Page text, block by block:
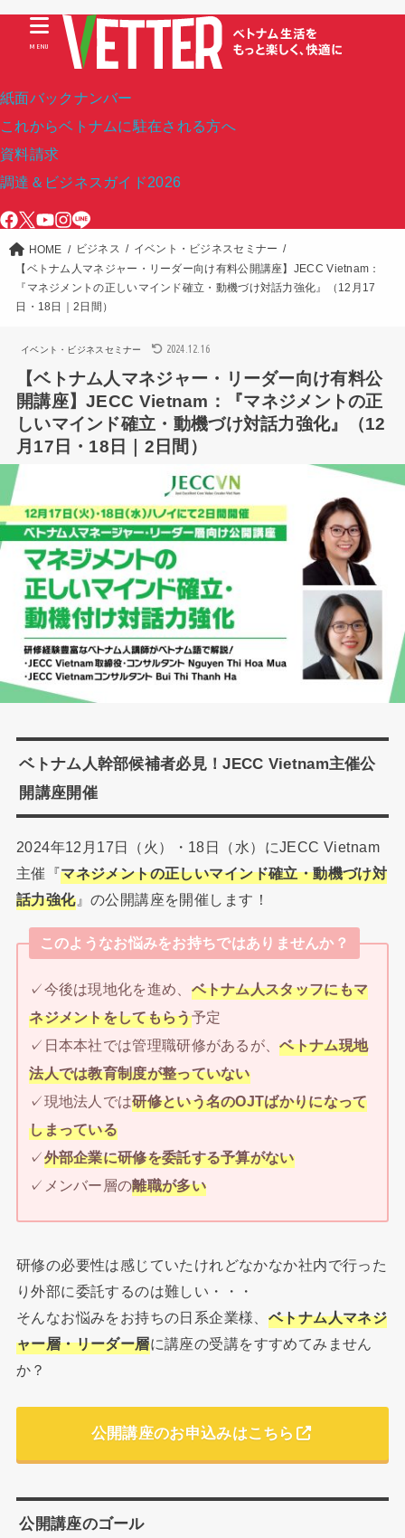
紙面バックナンバー
これからベトナムに駐在される方へ
資料請求
調達＆ビジネスガイド2026
MENU
HOME ビジネス
イベント・ビジネスセミナー
【ベトナム人マネジャー・リーダー向け有料公開講座】JECC Vietnam：
『マネジメントの正しいマインド確立・動機づけ対話力強化』（12月17
日・18日｜2日間）
イベント・ビジネスセミナー 2024.12.16
【ベトナム人マネジャー・リーダー向け有料公
開講座】JECC Vietnam：『マネジメントの正
しいマインド確立・動機づけ対話力強化』（12
月17日・18日｜2日間）
ベトナム人幹部候補者必見！JECC Vietnam主催公
開講座開催
2024年12月17日（火）・18日（水）にJECC Vietnam
主催『マネジメントの正しいマインド確立・動機づけ対
話力強化』の公開講座を開催します！
このようなお悩みをお持ちではありませんか？
✓今後は現地化を進め、 ベトナム人スタッフにもマ
ネジメントをしてもらう予定
✓日本本社では管理職研修があるが、ベトナム現地
法人では教育制度が整っていない
✓現地法人では研修という名のOJTばかりになって
しまっている
✓外部企業に研修を委託する予算がない
✓メンバー層の離職が多い
研修の必要性は感じていたけれどなかなか社内で行った
り外部に委託するのは難しい・・・
そんなお悩みをお持ちの日系企業様、 ベトナム人マネジ
ャー層・リーダー層に講座の受講をすすめてみません
か？
公開講座のお申込みはこちら
公開講座のゴール